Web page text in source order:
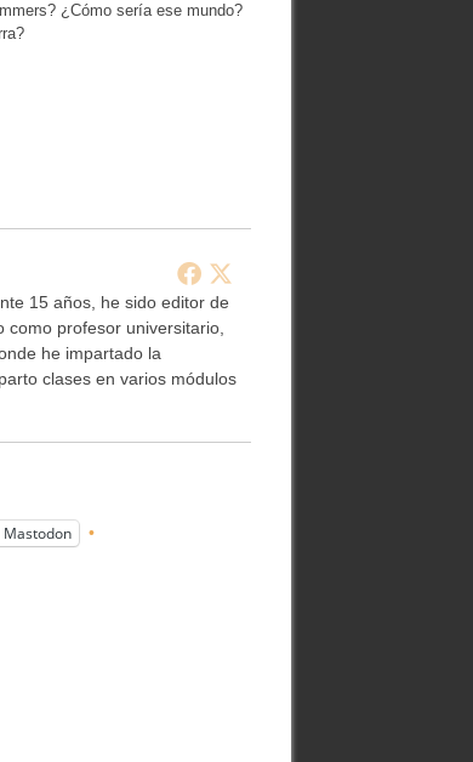
¿Cómo sería ese mundo?
15 años, he sido editor de
como profesor universitario,
he impartado la
clases en varios módulos
Mastodon